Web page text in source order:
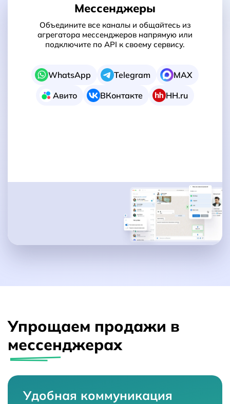
Мессенджеры
Объедините все каналы и общайтесь из
агрегатора мессенджеров напрямую или
подключите по API к своему сервису.
WhatsApp Telegram
MAX
Авито
ВКонтакте HH.ru
Упрощаем продажи в
мессенджерах
Удобная коммуникация